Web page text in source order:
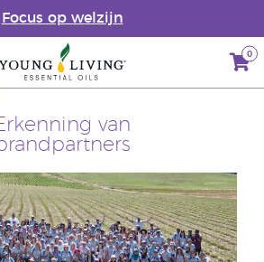
Focus op welzijn
0
van